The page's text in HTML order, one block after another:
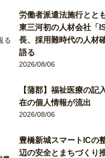
労働者派遣法施行とと
東三河初の人材会社「
長、採用難時代の人材
語る
2026/08/06
【蒲郡】福祉医療の記
在の個人情報が流出
2026/08/06
豊橋新城スマートICの
辺の安全とまちづくり